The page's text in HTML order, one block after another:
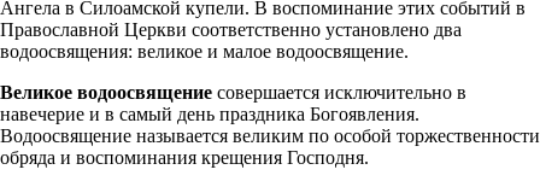
Ангела в Силоамской купели. В воспоминание этих событий в
Православной Церкви соответственно установлено два
водоосвящения: великое и малое водоосвящение.
Великое водоосвящение совершается исключительно в
навечерие и в самый день праздника Богоявления.
Водоосвящение называется великим по особой торжественности
обряда и воспоминания крещения Господня.